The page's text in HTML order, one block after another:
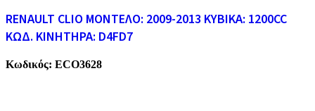
RENAULT CLIO ΜΟΝΤΕΛΟ: 2009-2013 ΚΥΒΙΚΑ: 1200CC
ΚΩΔ. ΚΙΝΗΤΗΡΑ: D4FD7
Κωδικός: ECO3628